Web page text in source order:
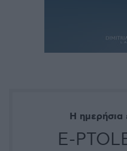
Η
E-